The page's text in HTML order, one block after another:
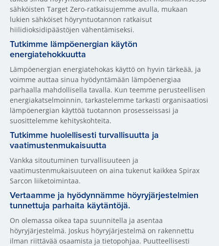
sähköisten Target Zero-ratkaisujemme avulla, mukaan
lukien sähköiset höyryntuotannon ratkaisut
hiilidioksidipäästöjen vähentämiseksi.
Tutkimme lämpöenergian käytön
energiatehokkuutta
Lämpöenergian energiatehokas käyttö on hyvin tärkeää, ja
voimme auttaa sinua hyödyntämään lämpöenergiaa
parhaalla mahdollisella tavalla. Kun teemme perusteellisen
energiakatselmoinnin, tarkastelemme tarkasti organisaatiosi
lämpöenergian käyttöä tuotannon prosesseissasi ja
suosittelemme kehityskohteita.
Tutkimme huolellisesti turvallisuutta ja
vaatimustenmukaisuutta
Vankka sitoutuminen turvallisuuteen ja
vaatimustenmukaisuuteen on aina tukenut kaikkea Spirax
Sarcon liiketoimintaa.
Vertaamme ja hyödynnämme höyryjärjestelmien
tunnettuja parhaita käytäntöjä.
On olemassa oikea tapa suunnitella ja asentaa
höyryjärjestelmä. Joskus höyryjärjestelmä on rakennettu
ilman riittävää osaamista ja tietopohjaa. Puutteellisesti